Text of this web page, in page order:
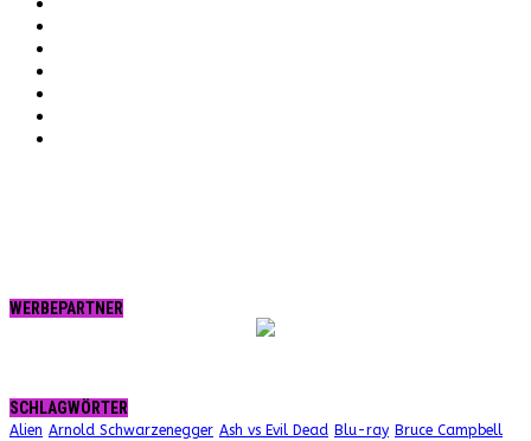
WERBEPARTNER
SCHLAGWÖRTER
Alien Arnold Schwarzenegger Ash vs Evil Dead Blu-ray Bruce Campbell